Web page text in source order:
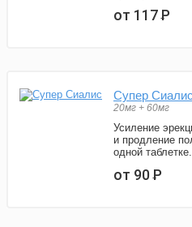
от 117Р
Супер Сиалис
20мг + 60мг
Усиление
и продление
одной таблетке.
от 90Р